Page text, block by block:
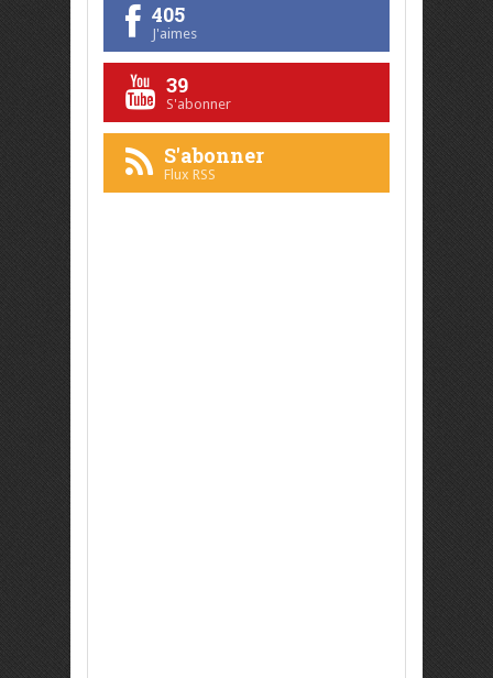
405
J'aimes
39
S'abonner
S'abonner
Flux RSS